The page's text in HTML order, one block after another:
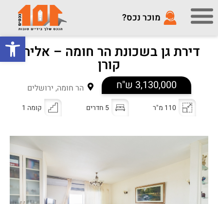
פתח
מוכר נכס?
דירת גן בשכונת הר חומה – אליהו
קורן
3,130,000 ש"ח הר חומה, ירושלים
110 מ"ר 5 חדרים קומה 1